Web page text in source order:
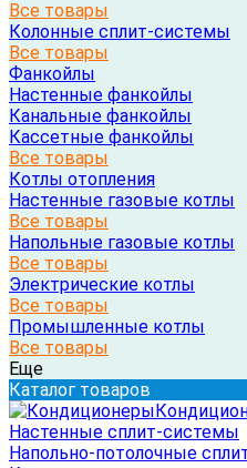
Все товары
Колонные сплит-системы
Все товары
Фанкойлы
Настенные фанкойлы
Канальные фанкойлы
Кассетные фанкойлы
Все товары
Котлы отопления
Настенные газовые котлы
Все товары
Напольные газовые котлы
Все товары
Электрические котлы
Все товары
Промышленные котлы
Все товары
Еще
Каталог товаров
Настенные сплит-системы
Напольно-потолочные